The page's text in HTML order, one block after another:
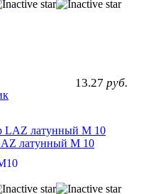
13.27 руб.
латунный М 10